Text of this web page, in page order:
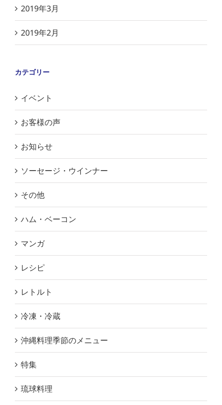
2019年3月
2019年2月
カテゴリー
イベント
お客様の声
お知らせ
ソーセージ・ウインナー
その他
ハム・ベーコン
マンガ
レシピ
レトルト
冷凍・冷蔵
沖縄料理季節のメニュー
特集
琉球料理